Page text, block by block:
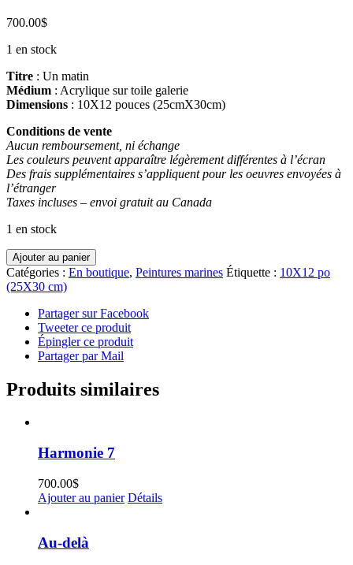
700.00$
1 en stock
Titre : Un matin
Médium : Acrylique sur toile galerie
Dimensions : 10X12 pouces (25cmX30cm)
Conditions de vente
Aucun remboursement, ni échange
Les couleurs peuvent apparaître légèrement différentes à l’écran
Des frais supplémentaires s’appliquent pour les oeuvres envoyées à
l’étranger
Taxes incluses – envoi gratuit au Canada
1 en stock
quantité
de
Un
matin
Ajouter au panier
Catégories : En boutique, Peintures marines Étiquette : 10X12 po
(25X30 cm)
Partager sur Facebook
Tweeter ce produit
Épingler ce produit
Partager par Mail
Produits similaires
Harmonie 7
700.00$
Ajouter au panier Détails
Au-delà